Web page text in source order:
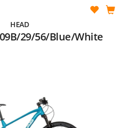
HEAD
29/56/Blue/White